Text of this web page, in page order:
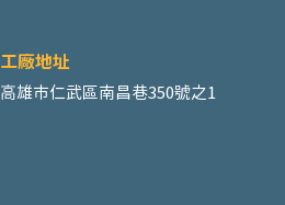
工廠地址
高雄市仁武區南昌巷350號之1